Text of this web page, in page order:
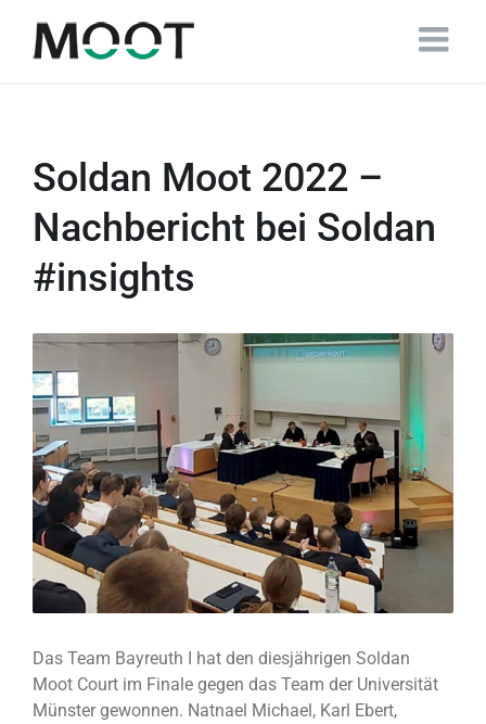
Inhalt
springen
Soldan Moot 2022 –
Nachbericht bei Soldan
#insights
Zeige
grösseres
Bild
Das Team Bayreuth I hat den diesjährigen Soldan
Moot Court im Finale gegen das Team der Universität
Münster gewonnen. Natnael Michael, Karl Ebert,